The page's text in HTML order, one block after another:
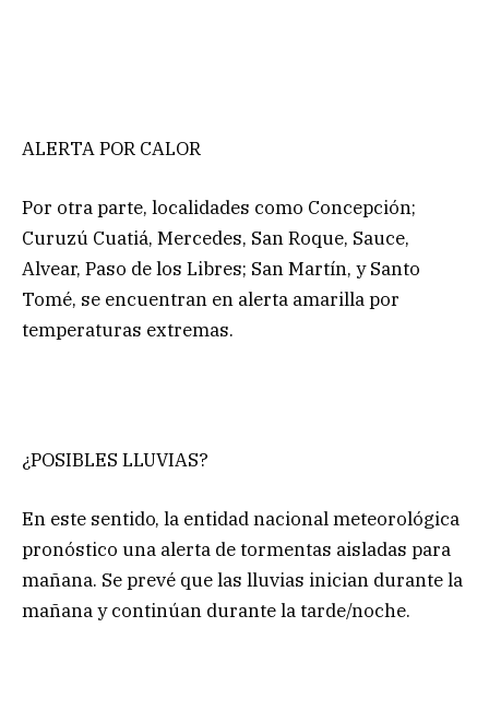
ALERTA POR CALOR
Por otra parte, localidades como Concepción;
Curuzú Cuatiá, Mercedes, San Roque, Sauce,
Alvear, Paso de los Libres; San Martín, y Santo
Tomé, se encuentran en alerta amarilla por
temperaturas extremas.
¿POSIBLES LLUVIAS?
En este sentido, la entidad nacional meteorológica
pronóstico una alerta de tormentas aisladas para
mañana. Se prevé que las lluvias inician durante la
mañana y continúan durante la tarde/noche.